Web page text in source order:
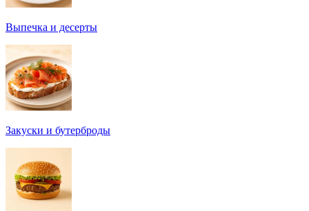
Выпечка и десерты
Закуски и бутерброды